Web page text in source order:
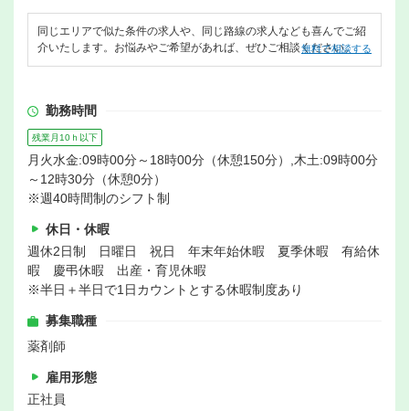
同じエリアで似た条件の求人や、同じ路線の求人なども喜んでご紹
介いたします。お悩みやご希望があれば、ぜひご相談ください。
無料で相談する
勤務時間
残業月10ｈ以下
月火水金:09時00分～18時00分（休憩150分）,木土:09時00分
～12時30分（休憩0分）
※週40時間制のシフト制
休日・休暇
週休2日制 日曜日 祝日 年末年始休暇 夏季休暇 有給休
暇 慶弔休暇 出産・育児休暇
※半日＋半日で1日カウントとする休暇制度あり
募集職種
薬剤師
雇用形態
正社員